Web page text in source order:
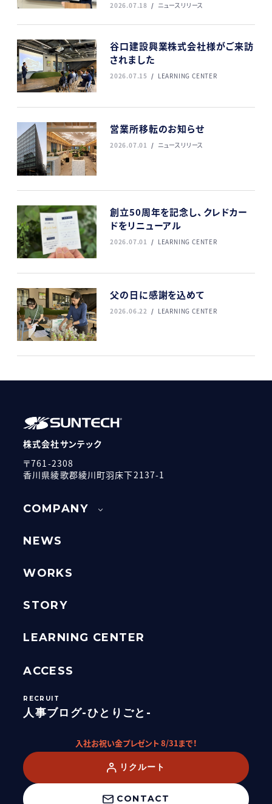
2026.07.18 ニュースリリース
谷口建設興業株式会社様がご来訪
されました
2026.07.15 LEARNING CENTER
営業所移転のお知らせ
2026.07.01 ニュースリリース
創立50周年を記念し、クレドカー
ドをリニューアル
2026.07.01 LEARNING CENTER
父の日に感謝を込めて
2026.06.22 LEARNING CENTER
株式会社サンテック
〒761-2308
香川県綾歌郡綾川町羽床下2137-1
COMPANY
NEWS
WORKS
STORY
LEARNING CENTER
ACCESS
人事ブログ-ひとりごと-
入社お祝い金プレゼント 8/31まで！
リクルート
CONTACT